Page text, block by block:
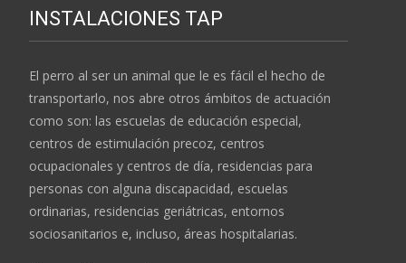
INSTALACIONES TAP
El perro al ser un animal que le es fácil el hecho de
transportarlo, nos abre otros ámbitos de actuación
como son: las escuelas de educación especial,
centros de estimulación precoz, centros
ocupacionales y centros de día, residencias para
personas con alguna discapacidad, escuelas
ordinarias, residencias geriátricas, entornos
sociosanitarios e, incluso, áreas hospitalarias.